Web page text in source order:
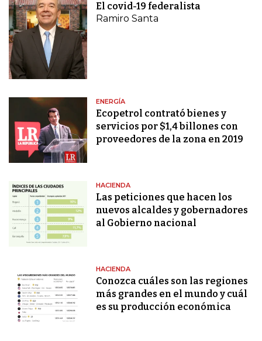
El covid-19 federalista
Ramiro Santa
ENERGÍA
Ecopetrol contrató bienes y
servicios por $1,4 billones con
proveedores de la zona en 2019
HACIENDA
Las peticiones que hacen los
nuevos alcaldes y gobernadores
al Gobierno nacional
HACIENDA
Conozca cuáles son las regiones
más grandes en el mundo y cuál
es su producción económica